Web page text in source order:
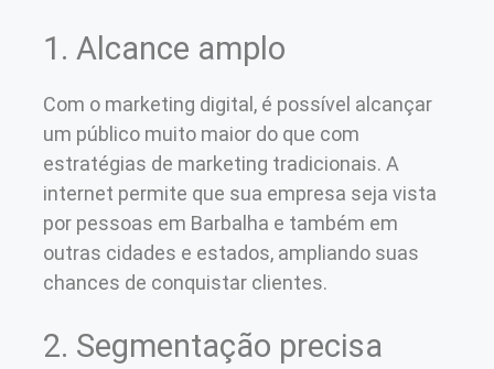
1. Alcance amplo
Com o marketing digital, é possível alcançar
um público muito maior do que com
estratégias de marketing tradicionais. A
internet permite que sua empresa seja vista
por pessoas em Barbalha e também em
outras cidades e estados, ampliando suas
chances de conquistar clientes.
2. Segmentação precisa